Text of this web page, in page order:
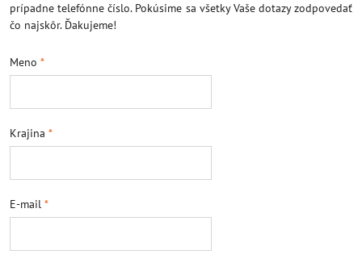
prípadne telefónne číslo. Pokúsime sa všetky Vaše dotazy zodpovedať
čo najskôr. Ďakujeme!
Meno *
Krajina *
E-mail *